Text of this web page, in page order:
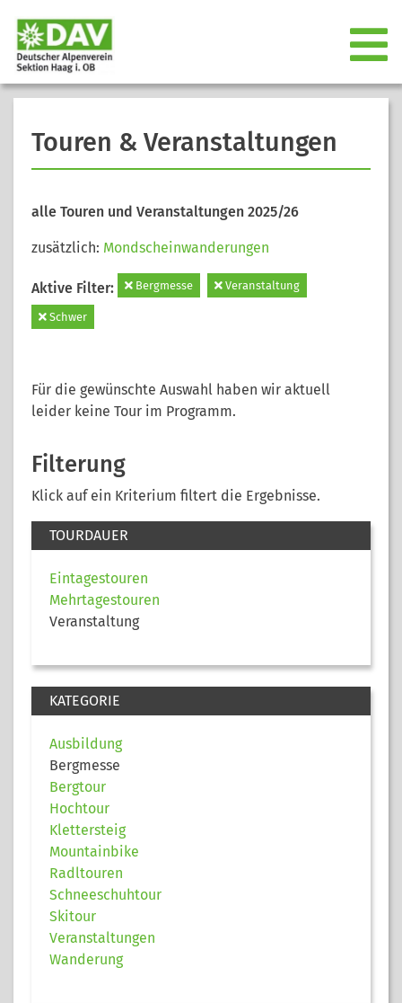
Touren & Veranstaltungen
alle Touren und Veranstaltungen 2025/26
zusätzlich: Mondscheinwanderungen
Aktive Filter: Bergmesse Veranstaltung
Schwer
Für die gewünschte Auswahl haben wir aktuell
leider keine Tour im Programm.
Filterung
Klick auf ein Kriterium filtert die Ergebnisse.
TOURDAUER
Eintagestouren
Mehrtagestouren
Veranstaltung
KATEGORIE
Ausbildung
Bergmesse
Bergtour
Hochtour
Klettersteig
Mountainbike
Radltouren
Schneeschuhtour
Skitour
Veranstaltungen
Wanderung